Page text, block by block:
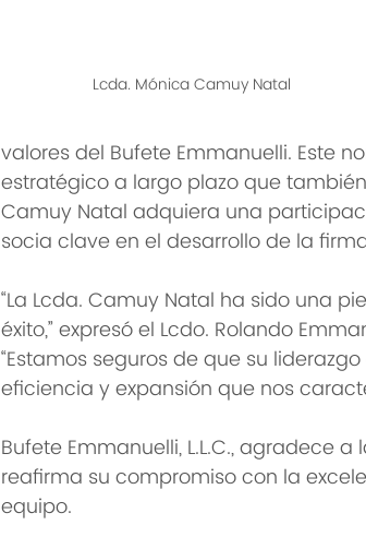
Lcda. Mónica Camuy Natal
valores del Bufete Emmanuelli. Este
estratégico a largo plazo que
Camuy Natal adquiera una
socia clave en el desarrollo de la
“La Lcda. Camuy Natal ha sido una
éxito,” expresó el Lcdo. Rolando
“Estamos seguros de que su
eficiencia y expansión que nos
Bufete Emmanuelli, L.L.C., agradece
reafirma su compromiso con la
equipo.